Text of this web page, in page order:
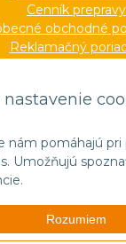
nastavenie
nám pomáhajú
Umožňujú
Rozumiem
Cenník prepravy
obchodné
Reklamačný
Formuláre
Ocenenia
Veľkoobchod
Verejné
o
Spoznajte náš